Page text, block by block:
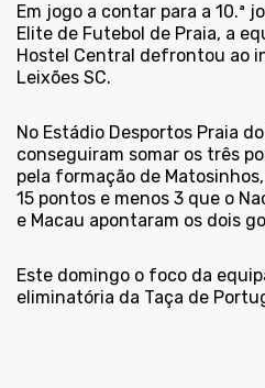
Em jogo a contar para a 10.ª
Elite de Futebol de Praia, a
Hostel Central defrontou ao
Leixões SC.
No Estádio Desportos Praia
conseguiram somar os três
pela formação de
15 pontos e menos 3 que o
e Macau apontaram os dois
Este domingo o foco da
eliminatória da Taça de